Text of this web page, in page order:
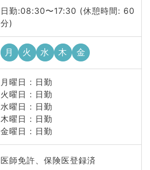
日勤:08:30〜17:30 (休憩時間: 60
分)
月 火 水 木 金
月曜日 : 日勤
火曜日 : 日勤
水曜日 : 日勤
木曜日 : 日勤
金曜日 : 日勤
医師免許、保険医登録済